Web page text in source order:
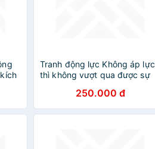
Tranh động lực Không áp lực
thì không vượt qua được sự
Model: AZ1-0368
250.000 đ